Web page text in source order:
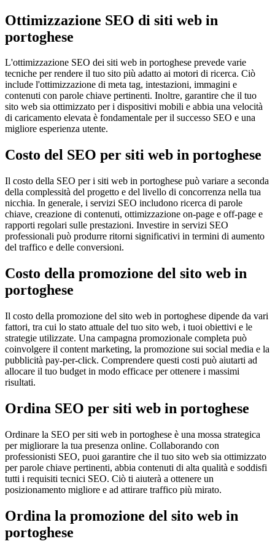
Ottimizzazione SEO di siti web in
portoghese
L'ottimizzazione SEO dei siti web in portoghese prevede varie
tecniche per rendere il tuo sito più adatto ai motori di ricerca. Ciò
include l'ottimizzazione di meta tag, intestazioni, immagini e
contenuti con parole chiave pertinenti. Inoltre, garantire che il tuo
sito web sia ottimizzato per i dispositivi mobili e abbia una velocità
di caricamento elevata è fondamentale per il successo SEO e una
migliore esperienza utente.
Costo del SEO per siti web in portoghese
Il costo della SEO per i siti web in portoghese può variare a seconda
della complessità del progetto e del livello di concorrenza nella tua
nicchia. In generale, i servizi SEO includono ricerca di parole
chiave, creazione di contenuti, ottimizzazione on-page e off-page e
rapporti regolari sulle prestazioni. Investire in servizi SEO
professionali può produrre ritorni significativi in ​​termini di aumento
del traffico e delle conversioni.
Costo della promozione del sito web in
portoghese
Il costo della promozione del sito web in portoghese dipende da vari
fattori, tra cui lo stato attuale del tuo sito web, i tuoi obiettivi e le
strategie utilizzate. Una campagna promozionale completa può
coinvolgere il content marketing, la promozione sui social media e la
pubblicità pay-per-click. Comprendere questi costi può aiutarti ad
allocare il tuo budget in modo efficace per ottenere i massimi
risultati.
Ordina SEO per siti web in portoghese
Ordinare la SEO per siti web in portoghese è una mossa strategica
per migliorare la tua presenza online. Collaborando con
professionisti SEO, puoi garantire che il tuo sito web sia ottimizzato
per parole chiave pertinenti, abbia contenuti di alta qualità e soddisfi
tutti i requisiti tecnici SEO. Ciò ti aiuterà a ottenere un
posizionamento migliore e ad attirare traffico più mirato.
Ordina la promozione del sito web in
portoghese